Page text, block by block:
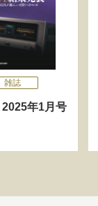
雑誌
年1月号